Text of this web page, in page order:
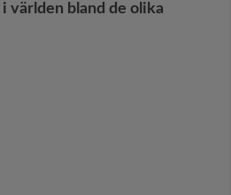
världen bland de olika